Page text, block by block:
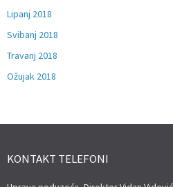
Lipanj 2018
Svibanj 2018
Travanj 2018
Ožujak 2018
KONTAKT TELEFONI